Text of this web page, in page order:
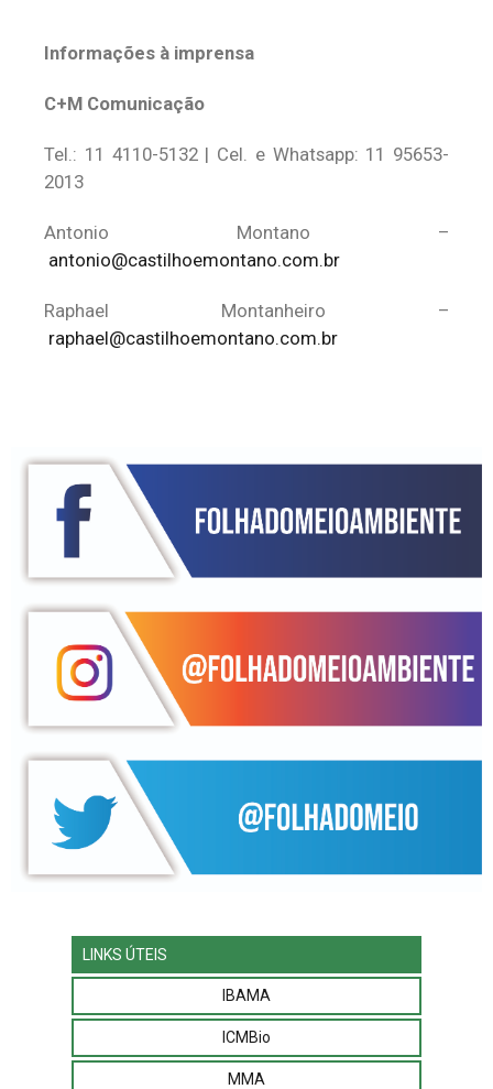
Informações à imprensa
C+M Comunicação
Tel.: 11 4110-5132 | Cel. e Whatsapp: 11 95653-
2013
Antonio Montano –
antonio@castilhoemontano.com.br
Raphael Montanheiro –
raphael@castilhoemontano.com.br
LINKS ÚTEIS
IBAMA
ICMBio
MMA